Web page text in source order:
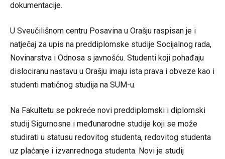
dokumentacije.
U Sveučilišnom centru Posavina u Orašju raspisan je i
natječaj za upis na preddiplomske studije Socijalnog rada,
Novinarstva i Odnosa s javnošću. Studenti koji pohađaju
dislociranu nastavu u Orašju imaju ista prava i obveze kao i
studenti matičnog studija na SUM-u.
Na Fakultetu se pokreće novi preddiplomski i diplomski
studij Sigurnosne i međunarodne studije koji se može
studirati u statusu redovitog studenta, redovitog studenta
uz plaćanje i izvanrednoga studenta. Novi je studij